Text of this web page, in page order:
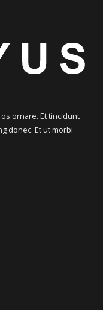
ornare. Et tincidunt
donec. Et ut morbi